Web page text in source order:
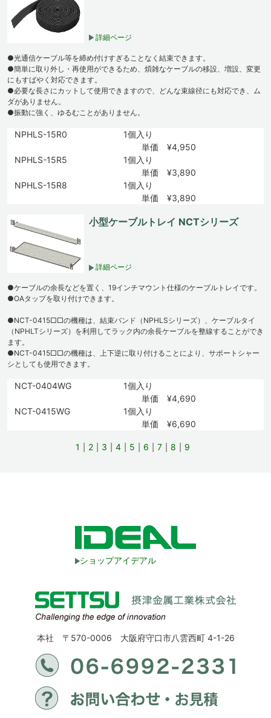
詳細ページ
●光通信ケーブル等を締め付けすぎることなく結束できます。
●簡単に取り外し・再使用ができるため、煩雑なケーブルの移設、増設、変更
にもすばやく対応できます。
●必要な長さにカットして使用できますので、どんな束線径にも対応でき、ム
ダがありません。
●振動に強く、ゆるむことがありません。
NPHLS-15R0
1個入り
単価 ¥4,950
NPHLS-15R5
1個入り
単価 ¥3,890
NPHLS-15R8
1個入り
単価 ¥3,890
小型ケーブルトレイ NCTシリーズ
詳細ページ
●ケーブルの余長などを置く、19インチマウント仕様のケーブルトレイです。
●OAタップを取り付けできます。
●NCT-0415□□の機種は、結束バンド（NPHLSシリーズ）、ケーブルタイ
（NPHLTシリーズ）を利用してラック内の余長ケーブルを整線することができ
ます。
●NCT-0415□□の機種は、上下逆に取り付けることにより、サポートシャー
シとしても使用できます。
NCT-0404WG
1個入り
単価 ¥4,690
NCT-0415WG
1個入り
単価 ¥6,690
1 2 3 4 5 6 7 8 9
ショップアイデアル
本社 〒570-0006 大阪府守口市八雲西町 4-1-26